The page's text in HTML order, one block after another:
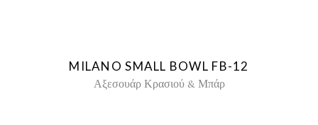
MILANO SMALL BOWL FB-12
Αξεσουάρ Κρασιού & Μπάρ